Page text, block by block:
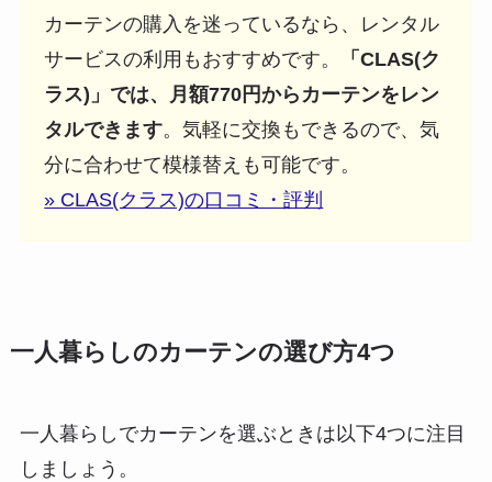
カーテンの購入を迷っているなら、レンタル
サービスの利用もおすすめです。
「CLAS(ク
ラス)」では、月額770円からカーテンをレン
タルできます。気軽に交換もできるので、気
分に合わせて模様替えも可能です。
» CLAS(クラス)の口コミ・評判
一人暮らしのカーテンの選び方4つ
一人暮らしでカーテンを選ぶときは以下4つに注目
しましょう。